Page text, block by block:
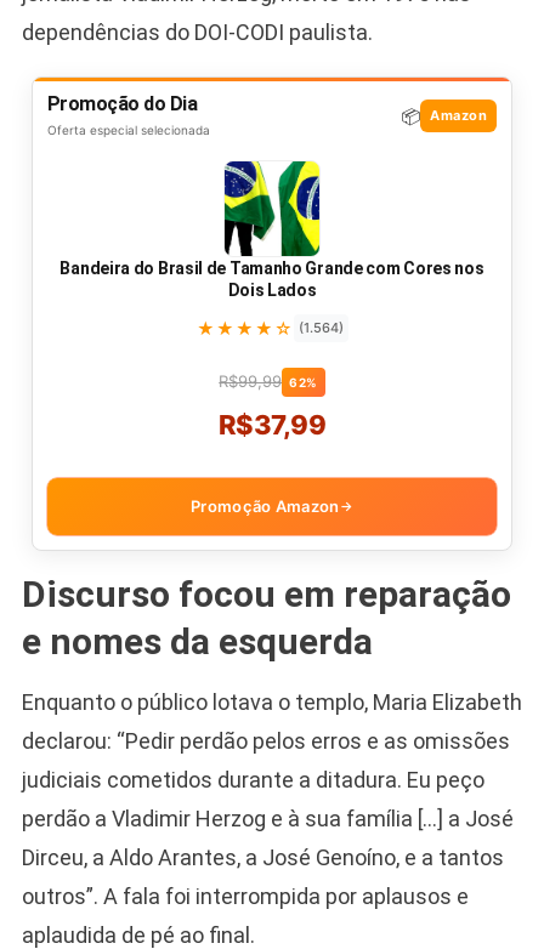
dependências do DOI-CODI paulista.
Promoção do Dia
Oferta especial selecionada
📦 Amazon
Bandeira do Brasil de Tamanho Grande com Cores nos
Dois Lados
★★★★☆ (1.564)
R$99,99 62%
R$37,99
Promoção Amazon →
Discurso focou em reparação
e nomes da esquerda
Enquanto o público lotava o templo, Maria Elizabeth
declarou: “Pedir perdão pelos erros e as omissões
judiciais cometidos durante a ditadura. Eu peço
perdão a Vladimir Herzog e à sua família […] a José
Dirceu, a Aldo Arantes, a José Genoíno, e a tantos
outros”. A fala foi interrompida por aplausos e
aplaudida de pé ao final.